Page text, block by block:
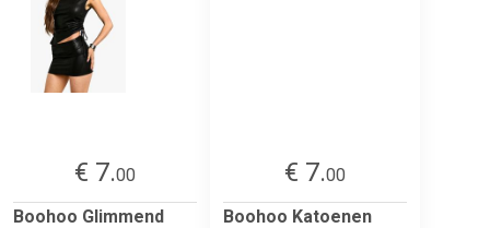
€ 7.00
Boohoo Glimmend
€ 7.00
Boohoo Katoenen